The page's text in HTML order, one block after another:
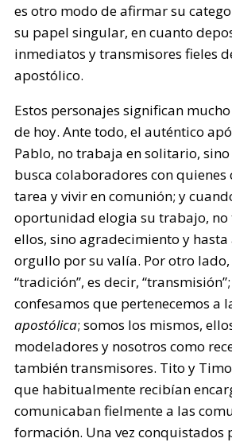
es otro modo de afirmar su
su papel singular, en cuanto
inmediatos y transmisores fieles
apostólico.
Estos personajes significan
de hoy. Ante todo, el auténtico
Pablo, no trabaja en solitario,
busca colaboradores con
tarea y vivir en comunión; y
oportunidad elogia su trabajo, no
ellos, sino agradecimiento y
orgullo por su valía. Por otro lado,
“tradición”, es decir,
confesamos que pertenecemos a
apostólica; somos los mismos,
modeladores y nosotros como
también transmisores. Tito y
que habitualmente recibían
comunicaban fielmente a las
formación. Una vez conquistados